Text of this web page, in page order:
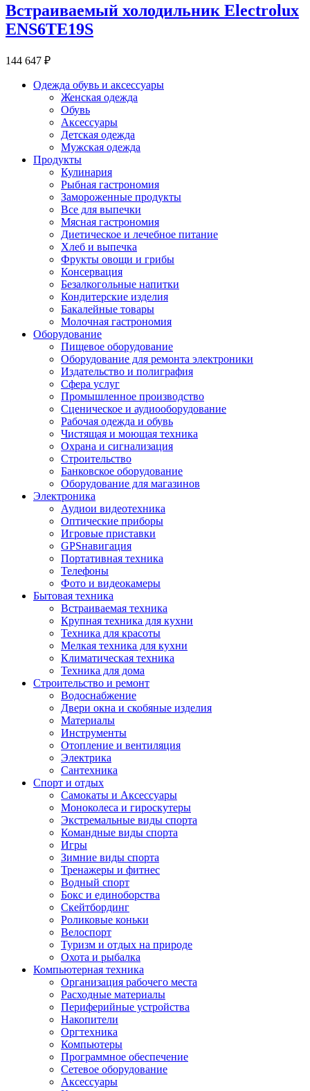
Встраиваемый холодильник Electrolux
ENS6TE19S
144 647 ₽
Одежда обувь и аксессуары
Женская одежда
Обувь
Аксессуары
Детская одежда
Мужская одежда
Продукты
Кулинария
Рыбная гастрономия
Замороженные продукты
Все для выпечки
Мясная гастрономия
Диетическое и лечебное питание
Хлеб и выпечка
Фрукты овощи и грибы
Консервация
Безалкогольные напитки
Кондитерские изделия
Бакалейные товары
Молочная гастрономия
Оборудование
Пищевое оборудование
Оборудование для ремонта электроники
Издательство и полиграфия
Сфера услуг
Промышленное производство
Сценическое и аудиооборудование
Рабочая одежда и обувь
Чистящая и моющая техника
Охрана и сигнализация
Строительство
Банковское оборудование
Оборудование для магазинов
Электроника
Аудиои видеотехника
Оптические приборы
Игровые приставки
GPSнавигация
Портативная техника
Телефоны
Фото и видеокамеры
Бытовая техника
Встраиваемая техника
Крупная техника для кухни
Техника для красоты
Мелкая техника для кухни
Климатическая техника
Техника для дома
Строительство и ремонт
Водоснабжение
Двери окна и скобяные изделия
Материалы
Инструменты
Отопление и вентиляция
Электрика
Сантехника
Спорт и отдых
Самокаты и Аксессуары
Моноколеса и гироскутеры
Экстремальные виды спорта
Командные виды спорта
Игры
Зимние виды спорта
Тренажеры и фитнес
Водный спорт
Бокс и единоборства
Скейтбординг
Роликовые коньки
Велоспорт
Туризм и отдых на природе
Охота и рыбалка
Компьютерная техника
Организация рабочего места
Расходные материалы
Периферийные устройства
Накопители
Оргтехника
Компьютеры
Программное обеспечение
Сетевое оборудование
Аксессуары